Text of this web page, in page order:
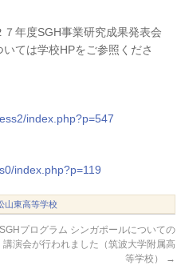
年度SGH事業研究成果発表会
ては学校HPをご参照くださ
index.php?p=547
index.php?p=119
山東高等学校
SGHプログラム シンガポールについての
講演会が行われました（筑波大学附属高
等学校）
→